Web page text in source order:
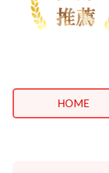
HOME